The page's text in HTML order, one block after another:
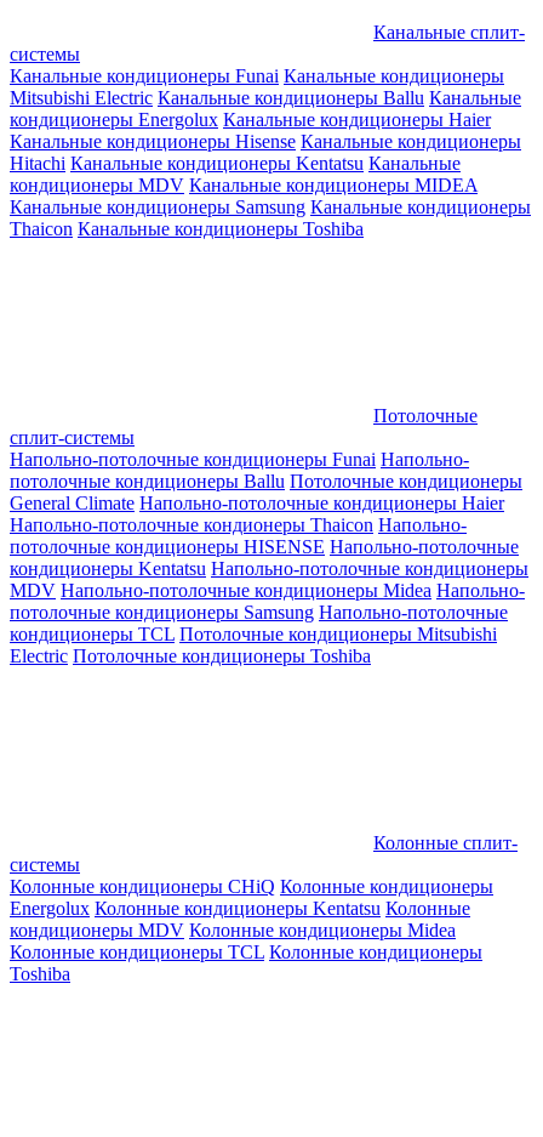
Канальные сплит-
системы
Канальные кондиционеры Funai Канальные кондиционеры
Mitsubishi Electric Канальные кондиционеры Ballu Канальные
кондиционеры Energolux Канальные кондиционеры Haier
Канальные кондиционеры Hisense Канальные кондиционеры
Hitachi Канальные кондиционеры Kentatsu Канальные
кондиционеры MDV Канальные кондиционеры MIDEA
Канальные кондиционеры Samsung Канальные кондиционеры
Thaicon Канальные кондиционеры Toshiba
Потолочные
сплит-системы
Напольно-потолочные кондиционеры Funai Напольно-
потолочные кондиционеры Ballu Потолочные кондиционеры
General Climate Напольно-потолочные кондиционеры Haier
Напольно-потолочные кондионеры Thaicon Напольно-
потолочные кондиционеры HISENSE Напольно-потолочные
кондиционеры Kentatsu Напольно-потолочные кондиционеры
MDV Напольно-потолочные кондиционеры Midea Напольно-
потолочные кондиционеры Samsung Напольно-потолочные
кондиционеры TCL Потолочные кондиционеры Mitsubishi
Electric Потолочные кондиционеры Toshiba
Колонные сплит-
системы
Колонные кондиционеры CHiQ Колонные кондиционеры
Energolux Колонные кондиционеры Kentatsu Колонные
кондиционеры MDV Колонные кондиционеры Midea
Колонные кондиционеры TCL Колонные кондиционеры
Toshiba